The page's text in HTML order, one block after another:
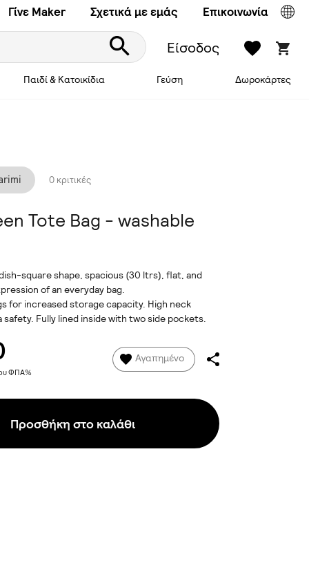
Γίνε Maker Σχετικά με εμάς Επικοινωνία
Είσοδος
Παιδί & Κατοικίδια Γεύση Δωροκάρτες
0 κριτικές
Tote Bag - washable
square shape, spacious (30 ltrs), flat, and
of an everyday bag.
for increased storage capacity. High neck
Fully lined inside with two side pockets.
ΦΠΑ%
Αγαπημένο
Προσθήκη στο καλάθι